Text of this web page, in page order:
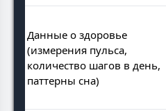
Данные о здоровье
(измерения пульса,
количество шагов в день,
паттерны сна)